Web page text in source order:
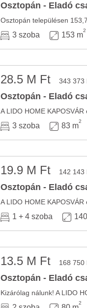
Osztopán - Eladó
3 szoba 153 m
2
28.5 M Ft 343 373
Osztopán - Eladó
3 szoba 83 m
2
19.9 M Ft 142 143
Osztopán - Eladó
1 + 4 szoba
13.5 M Ft 168 750
Osztopán - Eladó
Kizárólag nálunk! A LIDO
2